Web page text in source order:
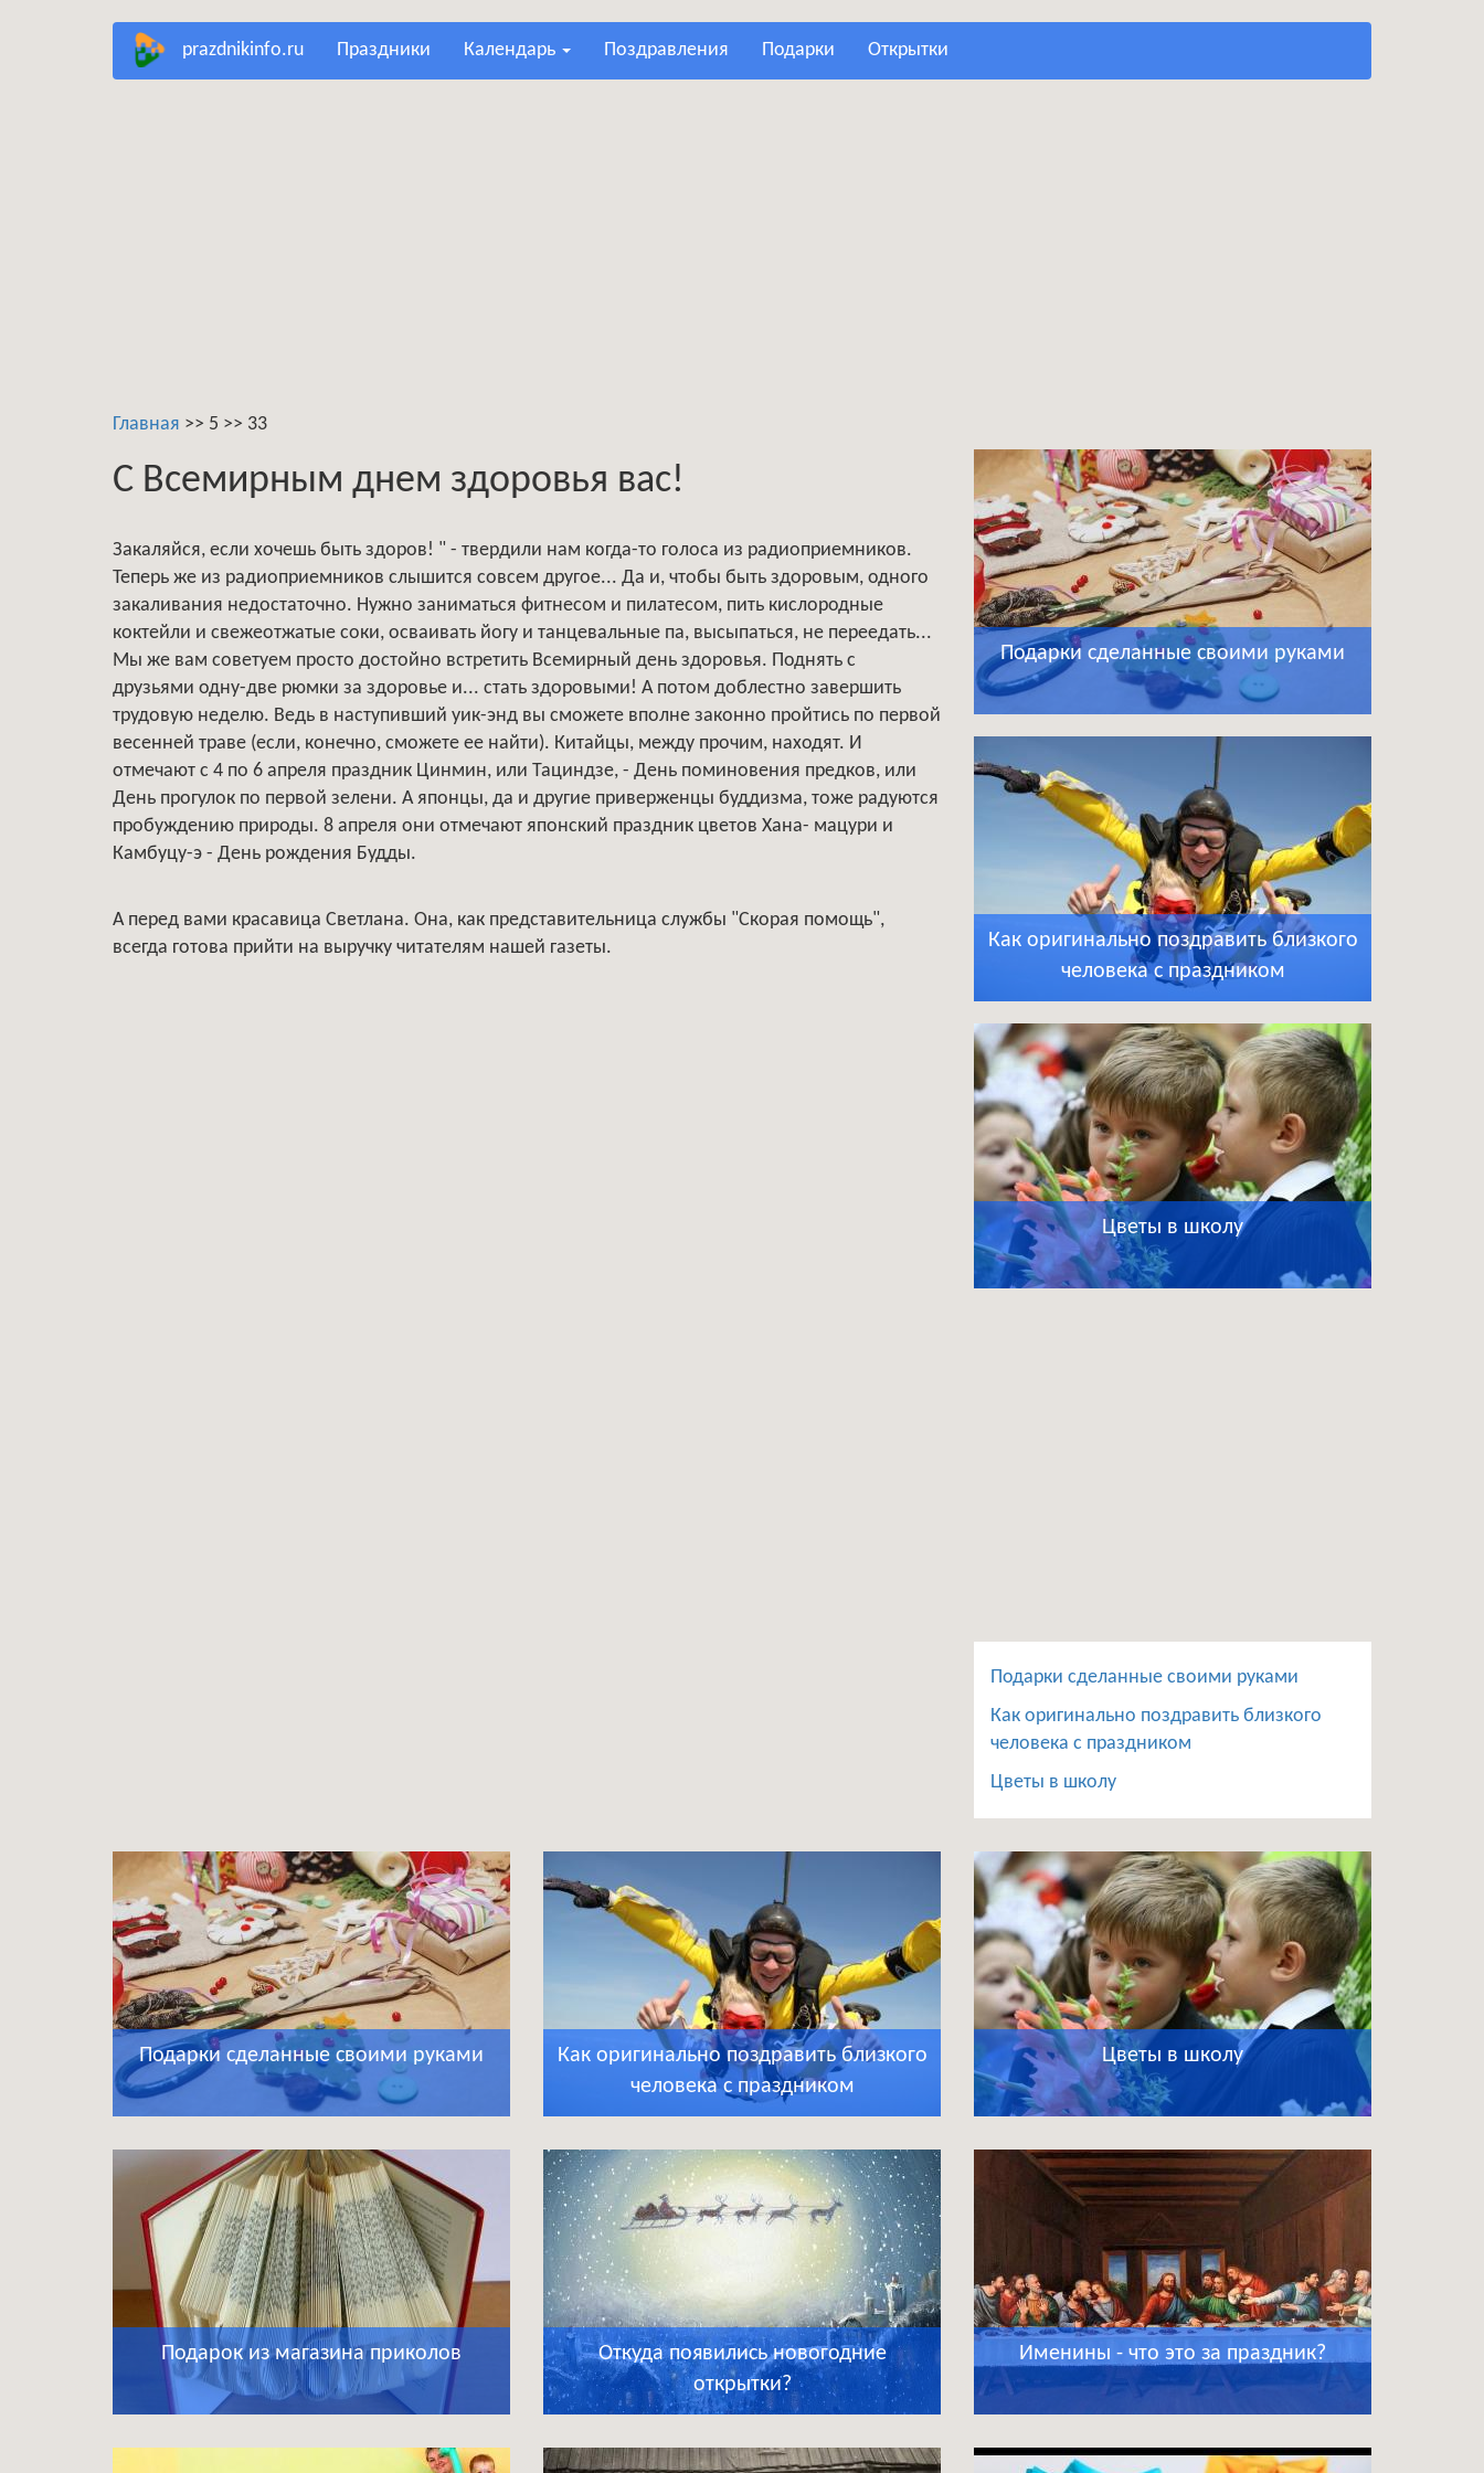
prazdnikinfo.ru праздники календарь поздравления подарки открытки
Главная >> 5 >> 33
С Всемирным днем здоровья вас!
Закаляйся, если хочешь быть здоров! " - твердили нам когда-то голоса из радиоприемников.
Теперь же из радиоприемников слышится совсем другое... Да и, чтобы быть здоровым, одного
закаливания недостаточно. Нужно заниматься фитнесом и пилатесом, пить кислородные
коктейли и свежеотжатые соки, осваивать йогу и танцевальные па, высыпаться, не переедать...
Мы же вам советуем просто достойно встретить Всемирный день здоровья. Поднять с
друзьями одну-две рюмки за здоровье и... стать здоровыми! А потом доблестно завершить
трудовую неделю. Ведь в наступивший уик-энд вы сможете вполне законно пройтись по первой
весенней траве (если, конечно, сможете ее найти). Китайцы, между прочим, находят. И
отмечают с 4 по 6 апреля праздник Цинмин, или Тациндзе, - День поминовения предков, или
День прогулок по первой зелени. А японцы, да и другие приверженцы буддизма, тоже радуются
пробуждению природы. 8 апреля они отмечают японский праздник цветов Хана- мацури и
Камбуцу-э - День рождения Будды.
А перед вами красавица Светлана. Она, как представительница службы "Скорая помощь",
всегда готова прийти на выручку читателям нашей газеты.
Подарки сделанные своими руками
Как оригинально поздравить близкого
человека с праздником
Цветы в школу
Подарки сделанные своими руками
Как оригинально поздравить близкого
человека с праздником
Цветы в школу
Подарки сделанные своими руками
Как оригинально поздравить близкого
человека с праздником
Цветы в школу
Подарок из магазина приколов
Откуда появились новогодние
открытки?
Именины - что это за праздник?